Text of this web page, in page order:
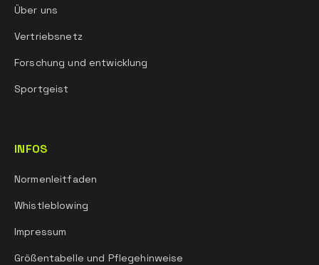
Über uns
Vertriebsnetz
Forschung und entwicklung
Sportgeist
INFOS
Normenleitfaden
Whistleblowing
Impressum
Größentabelle und Pflegehinweise